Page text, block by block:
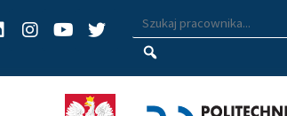
Instagram
YoutubeTwitterWyszukiwarka
Wpisz nazwisko,